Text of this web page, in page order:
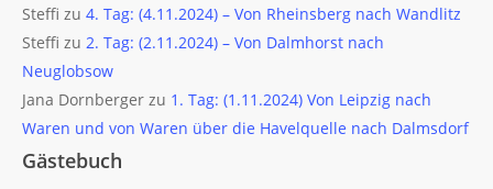
Steffi zu 4. Tag: (4.11.2024) – Von Rheinsberg nach Wandlitz
Steffi zu 2. Tag: (2.11.2024) – Von Dalmhorst nach
Neuglobsow
Jana Dornberger zu 1. Tag: (1.11.2024) Von Leipzig nach
Waren und von Waren über die Havelquelle nach Dalmsdorf
Gästebuch